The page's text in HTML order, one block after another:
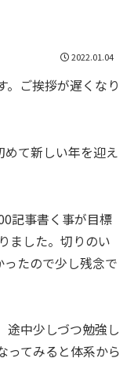
2022.01.04
。ご挨拶が遅くなり
て新しい年を迎え
記事書く事が目標
ました。切りのい
たので少し残念で
途中少しづつ勉強し
ってみると体系から